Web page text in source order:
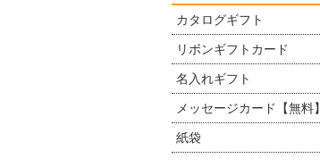
カタログギフト
リボンギフトカード
名入れギフト
メッセージカード【無料】
紙袋